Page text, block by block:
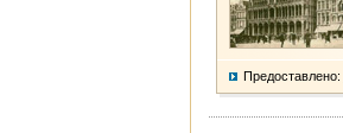
Предоставлено: